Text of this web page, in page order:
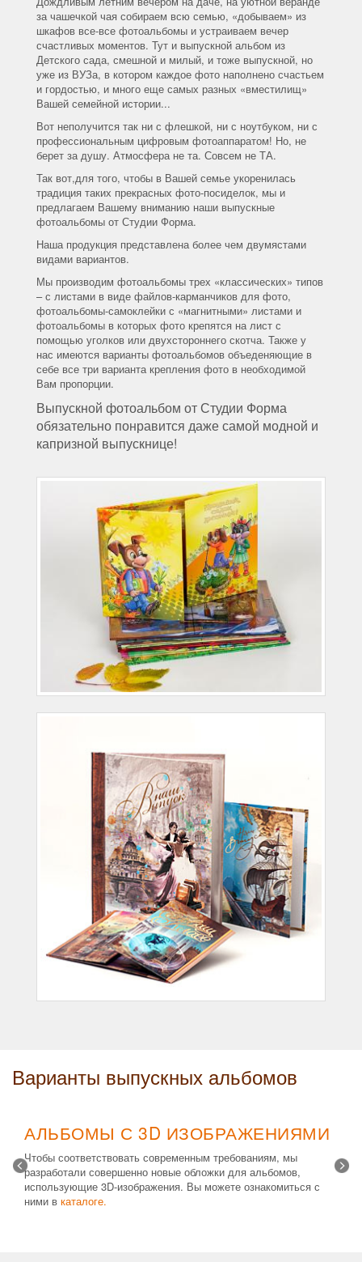
за чашечкой чая собираем всю семью, «добываем» из
шкафов все-все фотоальбомы и устраиваем вечер
счастливых моментов. Тут и выпускной альбом из
Детского сада, смешной и милый, и тоже выпускной, но
уже из ВУЗа, в котором каждое фото наполнено счастьем
и гордостью, и много еще самых разных «вместилищ»
Вашей семейной истории...
Вот неполучится так ни с флешкой, ни с ноутбуком, ни с
профессиональным цифровым фотоаппаратом! Но, не
берет за душу. Атмосфера не та. Совсем не ТА.
Так вот,для того, чтобы в Вашей семье укоренилась
традиция таких прекрасных фото-посиделок, мы и
предлагаем Вашему вниманию наши выпускные
фотоальбомы от Студии Форма.
Наша продукция представлена более чем двумястами
видами вариантов.
Мы производим фотоальбомы трех «классических» типов
– с листами в виде файлов-карманчиков для фото,
фотоальбомы-самоклейки с «магнитными» листами и
фотоальбомы в которых фото крепятся на лист с
помощью уголков или двухстороннего скотча. Также у
нас имеются варианты фотоальбомов объеденяющие в
себе все три варианта крепления фото в необходимой
Вам пропорции.
Выпускной фотоальбом от Студии Форма
обязательно понравится даже самой модной и
капризной выпускнице!
Варианты выпускных альбомов
АЛЬБОМЫ С 3D ИЗОБРАЖЕНИЯМИ
Чтобы соответствовать современным требованиям, мы
разработали совершенно новые обложки для альбомов,
использующие 3D-изображения. Вы можете ознакомиться с
ними в каталоге.